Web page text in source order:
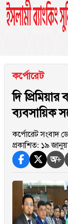
কর্পোরেট
দি
ব্যবসায়িক
কর্পোরেট সংবাদ
প্রকাশিত: ১৯
অ+